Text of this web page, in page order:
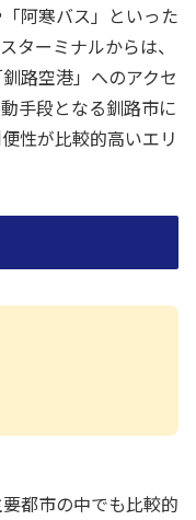
阿寒バス」といった
ターミナルからは、
路空港」へのアクセ
手段となる釧路市に
性が比較的高いエリ
都市の中でも比較的